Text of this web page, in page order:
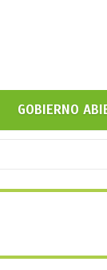
GOBIERNO